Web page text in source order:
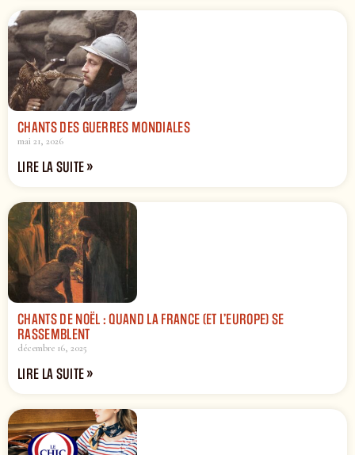
CHANTS DES GUERRES MONDIALES
mai 21, 2026
LIRE LA SUITE »
CHANTS DE NOËL : QUAND LA FRANCE (ET L’EUROPE) SE
RASSEMBLENT
décembre 16, 2025
LIRE LA SUITE »